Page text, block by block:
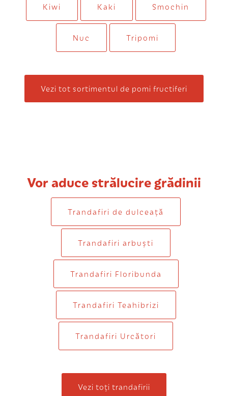
Kiwi Kaki Smochin
Nuc Tripomi
Vezi tot sortimentul de pomi fructiferi
Vor aduce strălucire grădinii
Trandafiri de dulceaţă
Trandafiri arbuști
Trandafiri Floribunda
Trandafiri Teahibrizi
Trandafiri Urcători
Vezi toți trandafirii